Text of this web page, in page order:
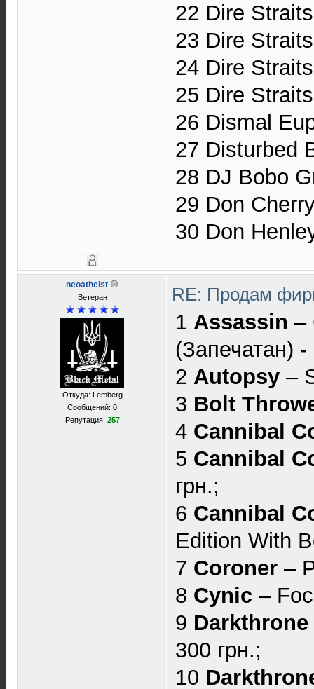
22 Dire
23 Dire
24 Dire
25 Dire
26 Dismal
27 Disturbed
28 DJ Bobo
29 Don
30 Don
neoatheist
Ветеран
Откуда: Lemberg
Сообщений: 0
Репутация: 257
RE: Продам
1 Assassin –
(Запечатан) -
2 Autopsy –
3 Bolt
4 Cannibal
5 Cannibal
грн.;
6 Cannibal
Edition With
7 Coroner –
8 Cynic –
9 Darkthrone
300 грн.;
10